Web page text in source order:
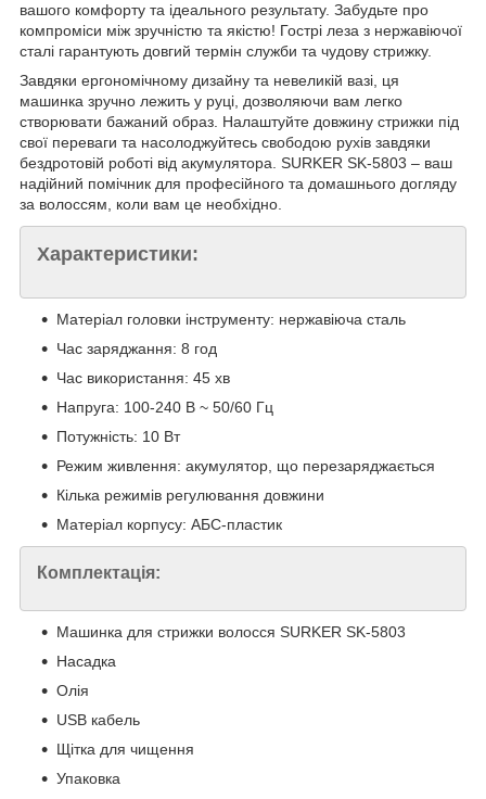
вашого комфорту та ідеального результату. Забудьте про
компроміси між зручністю та якістю! Гострі леза з нержавіючої
сталі гарантують довгий термін служби та чудову стрижку.
Завдяки ергономічному дизайну та невеликій вазі, ця
машинка зручно лежить у руці, дозволяючи вам легко
створювати бажаний образ. Налаштуйте довжину стрижки під
свої переваги та насолоджуйтесь свободою рухів завдяки
бездротовій роботі від акумулятора. SURKER SK-5803 – ваш
надійний помічник для професійного та домашнього догляду
за волоссям, коли вам це необхідно.
Характеристики:
Матеріал головки інструменту: нержавіюча сталь
Час заряджання: 8 год
Час використання: 45 хв
Напруга: 100-240 В ~ 50/60 Гц
Потужність: 10 Вт
Режим живлення: акумулятор, що перезаряджається
Кілька режимів регулювання довжини
Матеріал корпусу: АБС-пластик
Комплектація:
Машинка для стрижки волосся SURKER SK-5803
Насадка
Олія
USB кабель
Щітка для чищення
Упаковка